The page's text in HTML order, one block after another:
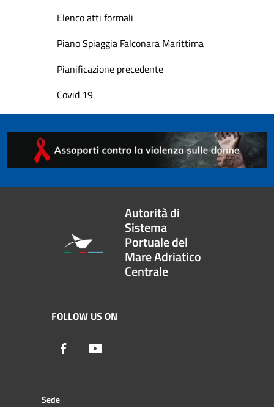
Elenco atti formali
Piano Spiaggia Falconara Marittima
Pianificazione precedente
Covid 19
Autorità di
Sistema
Portuale del
Mare Adriatico
Centrale
FOLLOW US ON
Facebook
Sede